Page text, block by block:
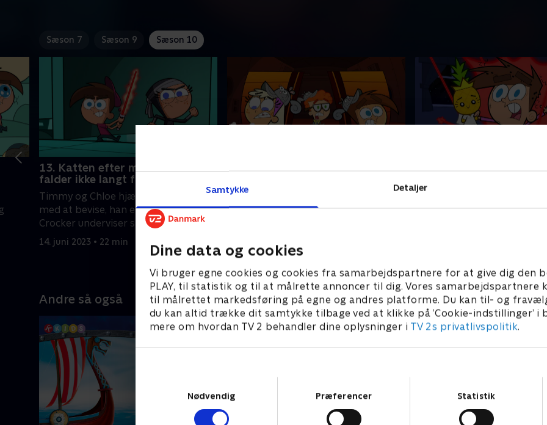
Samtykke Detaljer
Dine data og cookies
Vi bruger egne cookies og cookies fra samarbejdspartnere for at give dig den
PLAY, til statistik og til at målrette annoncer til dig. Vores samarbejdspartnere
til målrettet markedsføring på egne og andres platforme. Du kan til- og
du kan altid trække dit samtykke tilbage ved at klikke på ’Cookie-indstillinger’ i
mere om hvordan TV 2 behandler dine oplysninger i TV 2s privatlivspolitik.
Nødvendig
Præferencer Statistik
Sæson 7 Sæson 9 Sæson 10
13. Katten efter musen - Æblet
falder ikke langt fra Crock'en
Timmy og Chloe hjælper Katman
med at bevise, han er en helt, og
Crocker underviser sin nevø.
14. juni 2023 • 22 min
14. Rum-FAR-ten - Feriefuser
Egernspejderne planter et flag i
rummet, og Chloe opgiver sin
sommerferie for at forske.
Chloe ønsker, klassens
Andre så også